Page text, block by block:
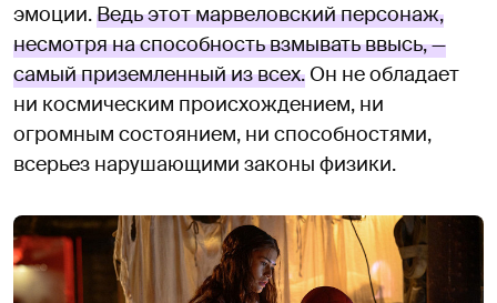
эмоции.Ведь этот марвеловский персонаж,
несмотря на способность взмывать ввысь, —
самый приземленный из всех. Он не обладает
ни космическим происхождением, ни
огромным состоянием, ни способностями,
всерьез нарушающими законы физики.